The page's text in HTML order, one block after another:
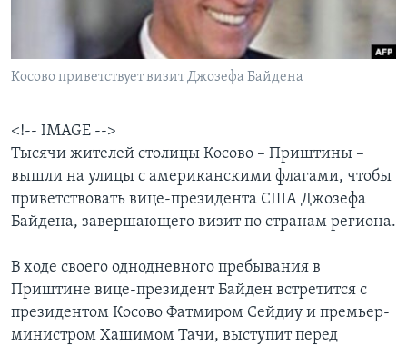
Learning English
СОЦИАЛЬНЫЕ СЕТИ
Косово приветствует визит Джозефа Байдена
<!-- IMAGE -->
Тысячи жителей столицы Косово – Приштины –
вышли на улицы с американскими флагами, чтобы
приветствовать вице-президента США Джозефа
Байдена, завершающего визит по странам региона.
В ходе своего однодневного пребывания в
Приштине вице-президент Байден встретится с
президентом Косово Фатмиром Сейдиу и премьер-
министром Хашимом Тачи, выступит перед